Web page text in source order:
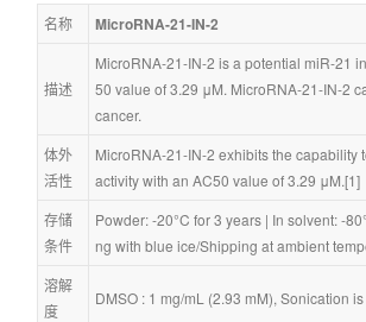
名称 MicroRNA-21-IN-2
描述
MicroRNA-21-IN-2 is a potential miR-21
50 value of 3.29 μM. MicroRNA-21-IN-2
cancer.
体外
活性
MicroRNA-21-IN-2 exhibits the capability
activity with an AC50 value of 3.29 μM.[1]
存储
条件
Powder: -20°C for 3 years | In solvent: -
ng with blue ice/Shipping at ambient
溶解
度
DMSO : 1 mg/mL (2.93 mM), Sonication